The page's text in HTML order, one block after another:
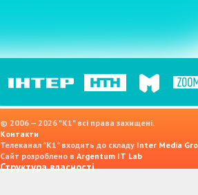
© 2006 — 2026 "K1" всі права захищені.
Контакти
Телеканал "К1" входить до складу Inter Media
Сайт розроблено в Argentum IT Lab
Структура власності